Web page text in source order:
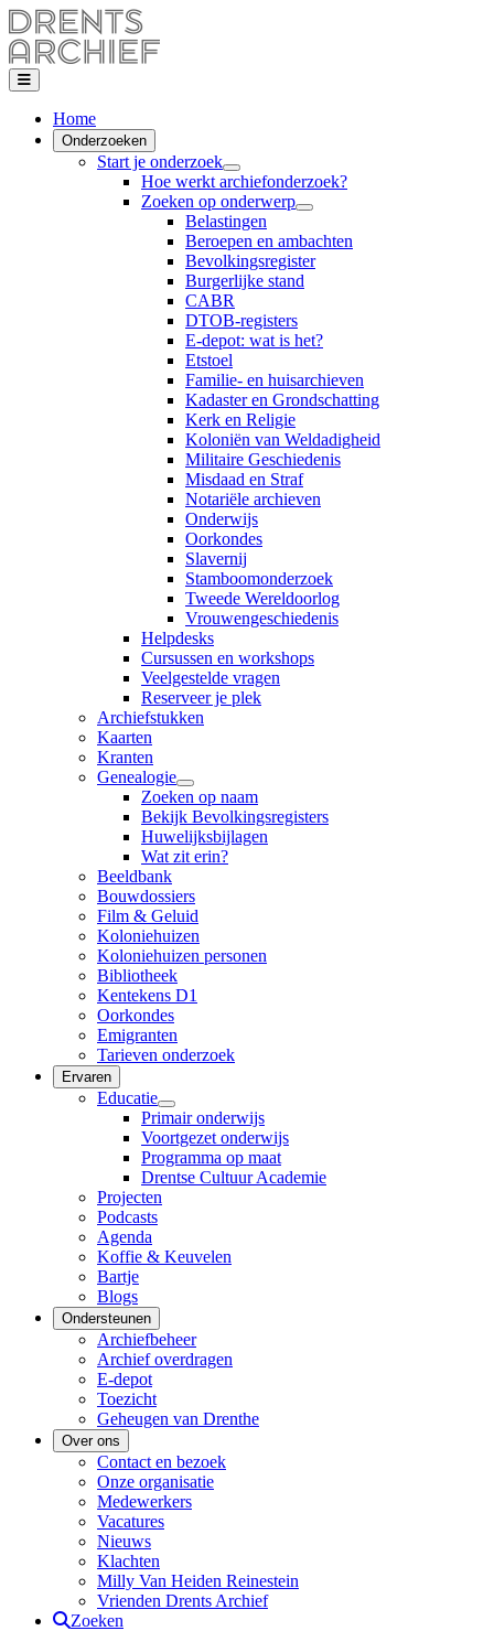
Home
Onderzoeken
Start je onderzoek
Hoe werkt archiefonderzoek?
Zoeken op onderwerp
Belastingen
Beroepen en ambachten
Bevolkingsregister
Burgerlijke stand
CABR
DTOB-registers
E-depot: wat is het?
Etstoel
Familie- en huisarchieven
Kadaster en Grondschatting
Kerk en Religie
Koloniën van Weldadigheid
Militaire Geschiedenis
Misdaad en Straf
Notariële archieven
Onderwijs
Oorkondes
Slavernij
Stamboomonderzoek
Tweede Wereldoorlog
Vrouwengeschiedenis
Helpdesks
Cursussen en workshops
Veelgestelde vragen
Reserveer je plek
Archiefstukken
Kaarten
Kranten
Genealogie
Zoeken op naam
Bekijk Bevolkingsregisters
Huwelijksbijlagen
Wat zit erin?
Beeldbank
Bouwdossiers
Film & Geluid
Koloniehuizen
Koloniehuizen personen
Bibliotheek
Kentekens D1
Oorkondes
Emigranten
Tarieven onderzoek
Ervaren
Educatie
Primair onderwijs
Voortgezet onderwijs
Programma op maat
Drentse Cultuur Academie
Projecten
Podcasts
Agenda
Koffie & Keuvelen
Bartje
Blogs
Ondersteunen
Archiefbeheer
Archief overdragen
E-depot
Toezicht
Geheugen van Drenthe
Over ons
Contact en bezoek
Onze organisatie
Medewerkers
Vacatures
Nieuws
Klachten
Milly Van Heiden Reinestein
Vrienden Drents Archief
Zoeken